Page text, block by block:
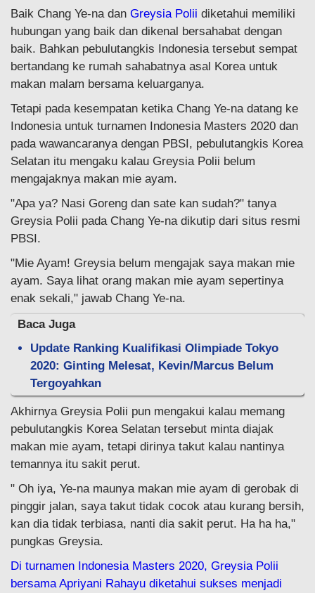
Baik Chang Ye-na dan Greysia Polii diketahui memiliki
hubungan yang baik dan dikenal bersahabat dengan
baik. Bahkan pebulutangkis Indonesia tersebut sempat
bertandang ke rumah sahabatnya asal Korea untuk
makan malam bersama keluarganya.
Tetapi pada kesempatan ketika Chang Ye-na datang ke
Indonesia untuk turnamen Indonesia Masters 2020 dan
pada wawancaranya dengan PBSI, pebulutangkis Korea
Selatan itu mengaku kalau Greysia Polii belum
mengajaknya makan mie ayam.
"Apa ya? Nasi Goreng dan sate kan sudah?" tanya
Greysia Polii pada Chang Ye-na dikutip dari situs resmi
PBSI.
"Mie Ayam! Greysia belum mengajak saya makan mie
ayam. Saya lihat orang makan mie ayam sepertinya
enak sekali," jawab Chang Ye-na.
Baca Juga
Update Ranking Kualifikasi Olimpiade Tokyo
2020: Ginting Melesat, Kevin/Marcus Belum
Tergoyahkan
Akhirnya Greysia Polii pun mengakui kalau memang
pebulutangkis Korea Selatan tersebut minta diajak
makan mie ayam, tetapi dirinya takut kalau nantinya
temannya itu sakit perut.
" Oh iya, Ye-na maunya makan mie ayam di gerobak di
pinggir jalan, saya takut tidak cocok atau kurang bersih,
kan dia tidak terbiasa, nanti dia sakit perut. Ha ha ha,"
pungkas Greysia.
Di turnamen Indonesia Masters 2020, Greysia Polii
bersama Apriyani Rahayu diketahui sukses menjadi